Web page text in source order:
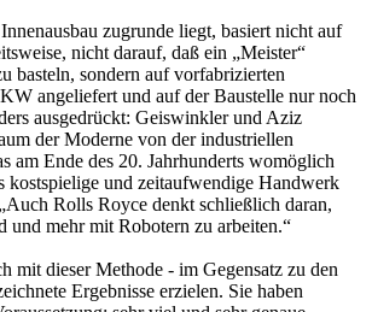
zugrunde liegt, basiert nicht auf
nicht darauf, daß ein „Meister“
basteln, sondern auf vorfabrizierten
angeliefert und auf der Baustelle nur noch
ausgedrückt: Geiswinkler und Aziz
der Moderne von der industriellen
am Ende des 20. Jahrhunderts womöglich
kostspielige und zeitaufwendige Handwerk
Rolls Royce denkt schließlich daran,
und mehr mit Robotern zu arbeiten.“
mit dieser Methode - im Gegensatz zu den
Ergebnisse erzielen. Sie haben